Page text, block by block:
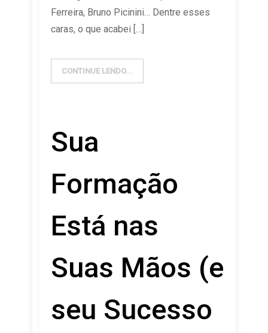
Ferreira, Bruno Picinini… Dentre esses
caras, o que acabei […]
CONTINUE LENDO...
Sua
Formação
Está nas
Suas Mãos (e
seu Sucesso